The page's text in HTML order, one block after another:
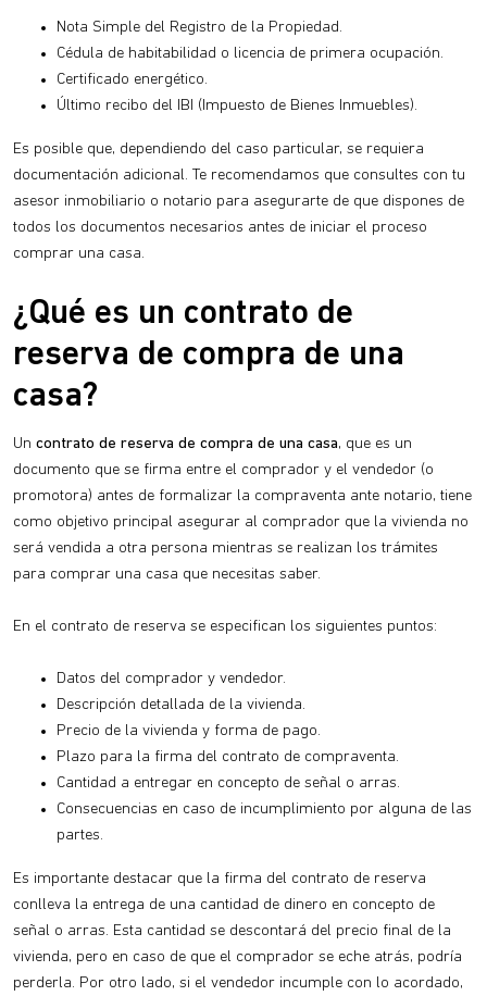
Nota Simple del Registro de la Propiedad.
Cédula de habitabilidad o licencia de primera ocupación.
Certificado energético.
Último recibo del IBI (Impuesto de Bienes Inmuebles).
Es posible que, dependiendo del caso particular, se requiera
documentación adicional. Te recomendamos que consultes con tu
asesor inmobiliario o notario para asegurarte de que dispones de
todos los documentos necesarios antes de iniciar el proceso
comprar una casa.
¿Qué es un contrato de
reserva de compra de una
casa?
Un contrato de reserva de compra de una casa, que es un
documento que se firma entre el comprador y el vendedor (o
promotora) antes de formalizar la compraventa ante notario, tiene
como objetivo principal asegurar al comprador que la vivienda no
será vendida a otra persona mientras se realizan los trámites
para comprar una casa que necesitas saber.
En el contrato de reserva se especifican los siguientes puntos:
Datos del comprador y vendedor.
Descripción detallada de la vivienda.
Precio de la vivienda y forma de pago.
Plazo para la firma del contrato de compraventa.
Cantidad a entregar en concepto de señal o arras.
Consecuencias en caso de incumplimiento por alguna de las
partes.
Es importante destacar que la firma del contrato de reserva
conlleva la entrega de una cantidad de dinero en concepto de
señal o arras. Esta cantidad se descontará del precio final de la
vivienda, pero en caso de que el comprador se eche atrás, podría
perderla. Por otro lado, si el vendedor incumple con lo acordado,